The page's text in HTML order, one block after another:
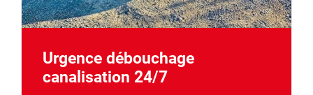
Urgence débouchage
canalisation 24/7